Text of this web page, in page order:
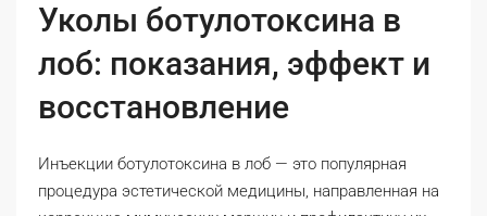
Уколы ботулотоксина в
лоб: показания, эффект и
восстановление
Инъекции ботулотоксина в лоб — это популярная
процедура эстетической медицины, направленная на